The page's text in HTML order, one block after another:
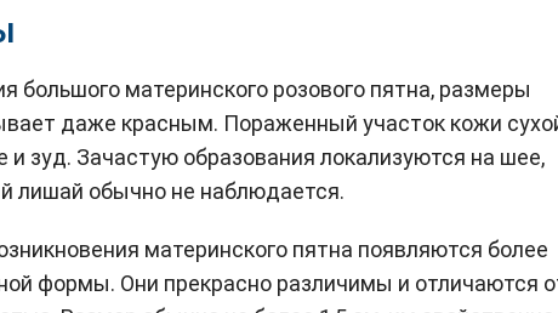
большого материнского розового пятна, размеры
даже красным. Пораженный участок кожи
зуд. Зачастую образования локализуются на шее,
лишай обычно не наблюдается.
материнского пятна появляются более
формы. Они прекрасно различимы и отличаются